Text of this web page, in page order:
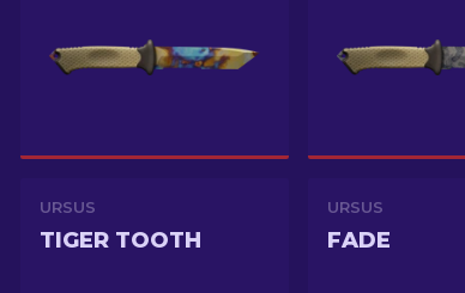
URSUS
TIGER TOOTH
URSUS
FADE